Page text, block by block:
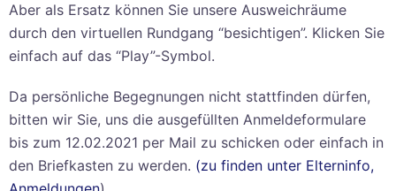
Aber als Ersatz können Sie unsere Ausweichräume
durch den virtuellen Rundgang “besichtigen”. Klicken Sie
einfach auf das “Play”-Symbol.
Da persönliche Begegnungen nicht stattfinden dürfen,
bitten wir Sie, uns die ausgefüllten Anmeldeformulare
bis zum 12.02.2021 per Mail zu schicken oder einfach in
den Briefkasten zu werden. (zu finden unter Elterninfo,